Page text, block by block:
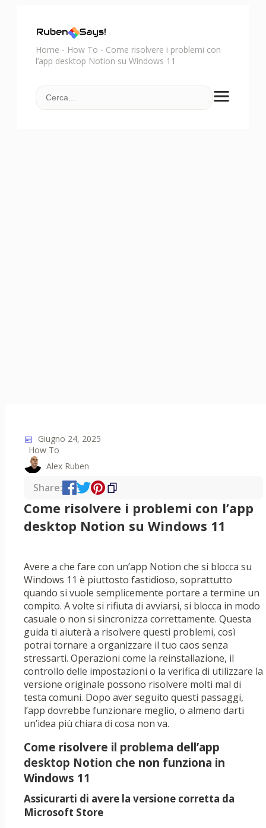
Home - How To - Come risolvere i problemi con
l’app desktop Notion su Windows 11
📅 Giugno 24, 2025
How To
Alex Ruben
Share:
Come risolvere i problemi con l’app
desktop Notion su Windows 11
Avere a che fare con un’app Notion che si blocca su
Windows 11 è piuttosto fastidioso, soprattutto
quando si vuole semplicemente portare a termine un
compito. A volte si rifiuta di avviarsi, si blocca in modo
casuale o non si sincronizza correttamente. Questa
guida ti aiuterà a risolvere questi problemi, così
potrai tornare a organizzare il tuo caos senza
stressarti. Operazioni come la reinstallazione, il
controllo delle impostazioni o la verifica di utilizzare la
versione originale possono risolvere molti mal di
testa comuni. Dopo aver seguito questi passaggi,
l’app dovrebbe funzionare meglio, o almeno darti
un’idea più chiara di cosa non va.
Come risolvere il problema dell’app
desktop Notion che non funziona in
Windows 11
Assicurarti di avere la versione corretta da
Microsoft Store